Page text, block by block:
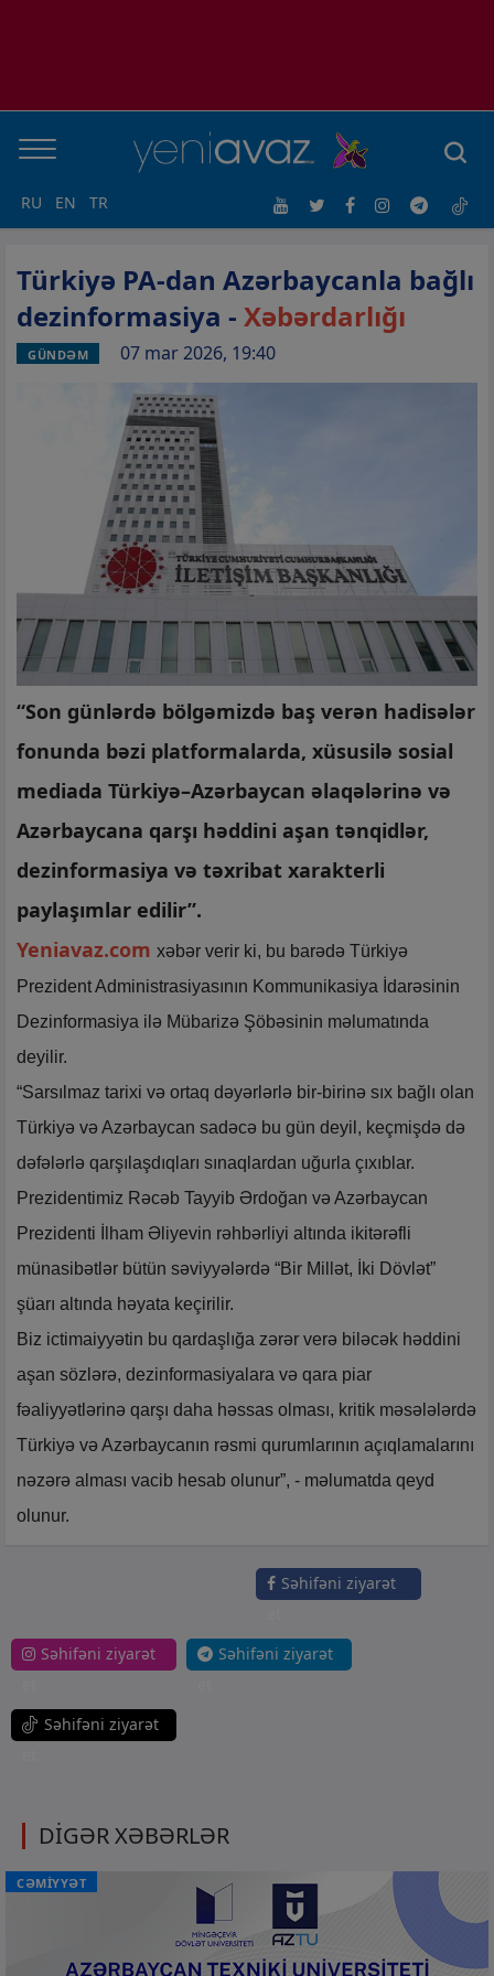
RU EN TR
Türkiyə PA-dan Azərbaycanla bağlı
dezinformasiya - Xəbərdarlığı
GÜNDƏM 07 mar 2026, 19:40
“Son günlərdə bölgəmizdə baş verən hadisələr
fonunda bəzi platformalarda, xüsusilə sosial
mediada Türkiyə–Azərbaycan əlaqələrinə və
Azərbaycana qarşı həddini aşan tənqidlər,
dezinformasiya və təxribat xarakterli
paylaşımlar edilir”.
Yeniavaz.com xəbər verir ki, bu barədə Türkiyə
Prezident Administrasiyasının Kommunikasiya İdarəsinin
Dezinformasiya ilə Mübarizə Şöbəsinin məlumatında
deyilir.
“Sarsılmaz tarixi və ortaq dəyərlərlə bir-birinə sıx bağlı olan
Türkiyə və Azərbaycan sadəcə bu gün deyil, keçmişdə də
dəfələrlə qarşılaşdıqları sınaqlardan uğurla çıxıblar.
Prezidentimiz Rəcəb Tayyib Ərdoğan və Azərbaycan
Prezidenti İlham Əliyevin rəhbərliyi altında ikitərəfli
münasibətlər bütün səviyyələrdə “Bir Millət, İki Dövlət”
şüarı altında həyata keçirilir.
Biz ictimaiyyətin bu qardaşlığa zərər verə biləcək həddini
aşan sözlərə, dezinformasiyalara və qara piar
fəaliyyətlərinə qarşı daha həssas olması, kritik məsələlərdə
Türkiyə və Azərbaycanın rəsmi qurumlarının açıqlamalarını
nəzərə alması vacib hesab olunur”, - məlumatda qeyd
olunur.
Səhifəni ziyarət
Səhifəni ziyarət
Səhifəni ziyarət
Səhifəni ziyarət
DİGƏR XƏBƏRLƏR
CƏMİYYƏT